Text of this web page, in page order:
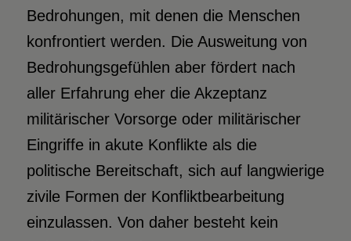
Bedrohungen, mit denen die Menschen
konfrontiert werden. Die Ausweitung von
Bedrohungsgefühlen aber fördert nach
aller Erfahrung eher die Akzeptanz
militärischer Vorsorge oder militärischer
Eingriffe in akute Konflikte als die
politische Bereitschaft, sich auf langwierige
zivile Formen der Konfliktbearbeitung
einzulassen. Von daher besteht kein